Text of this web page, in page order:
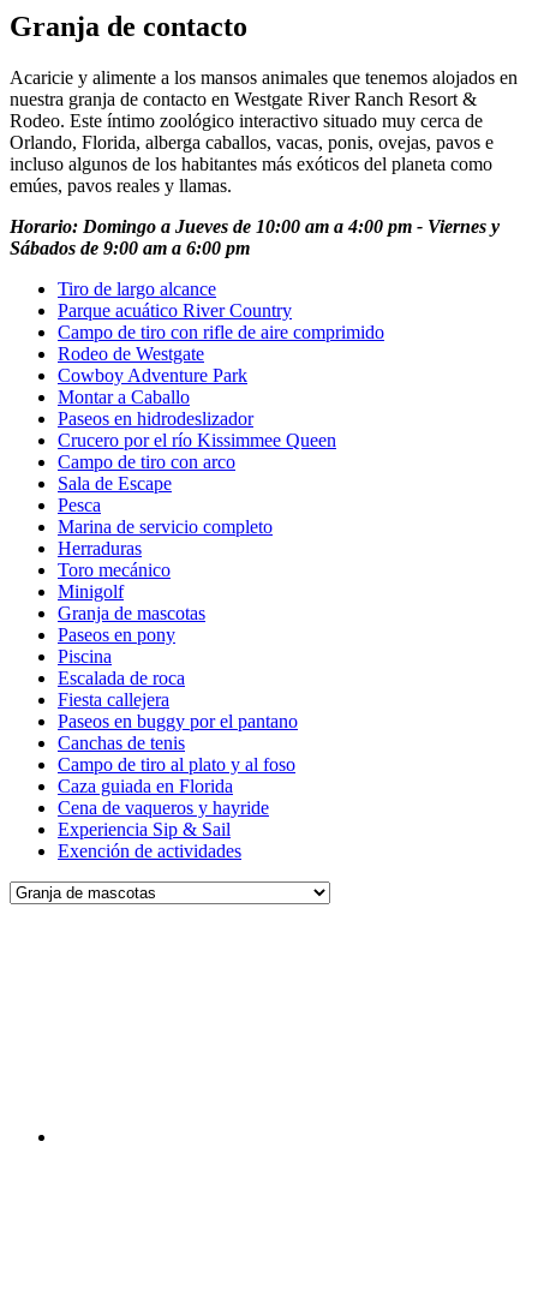
Granja de contacto
Acaricie y alimente a los mansos animales que tenemos alojados en
nuestra granja de contacto en Westgate River Ranch Resort &
Rodeo. Este íntimo zoológico interactivo situado muy cerca de
Orlando, Florida, alberga caballos, vacas, ponis, ovejas, pavos e
incluso algunos de los habitantes más exóticos del planeta como
emúes, pavos reales y llamas.
Horario: Domingo a Jueves de 10:00 am a 4:00 pm - Viernes y
Sábados de 9:00 am a 6:00 pm
Tiro de largo alcance
Parque acuático River Country
Campo de tiro con rifle de aire comprimido
Rodeo de Westgate
Cowboy Adventure Park
Montar a Caballo
Paseos en hidrodeslizador
Crucero por el río Kissimmee Queen
Campo de tiro con arco
Sala de Escape
Pesca
Marina de servicio completo
Herraduras
Toro mecánico
Minigolf
Granja de mascotas
Paseos en pony
Piscina
Escalada de roca
Fiesta callejera
Paseos en buggy por el pantano
Canchas de tenis
Campo de tiro al plato y al foso
Caza guiada en Florida
Cena de vaqueros y hayride
Experiencia Sip & Sail
Exención de actividades